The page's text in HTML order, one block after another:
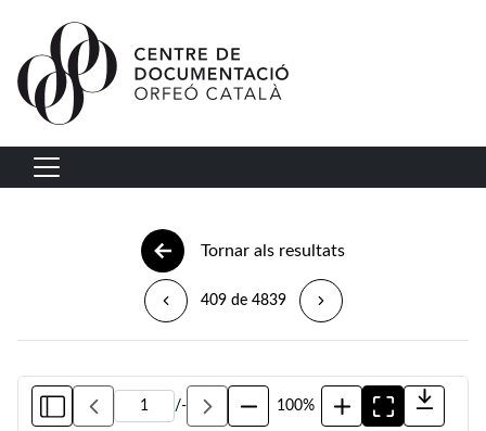
Vés al contingut
Navegació principal
Tornar als resultats
409 de 4839
/- 100%